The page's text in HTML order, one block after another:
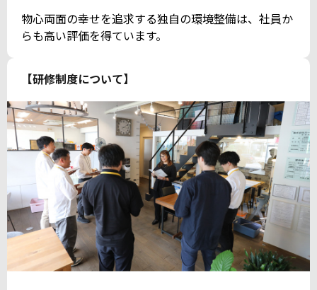
物心両面の幸せを追求する独自の環境整備は、社員か
らも高い評価を得ています。
【研修制度について】